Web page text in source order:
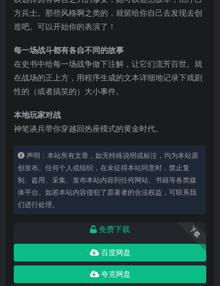
方兵士。那些风格啊之类的，就留给你自己去发现去创
造吧。可以开始你的表演了！
每一场战斗都有各自不同的故事
在史书中给每一场战争做下注解，让它们流芳百世。就
在战场的正上方，用程序生成的文本详细地记录下戏剧
性的（或者搞笑的）大小事件。
本地玩家对战
神笔谈兵带你穿越回热座模式的黄金时代。
声明：本站所有文章，如无特殊说明或标注，均为本站原
创发布。任何个人或组织，在未征得本站同意时，禁止复
制、盗用、采集、发布本站内容到任何网站、书籍等各类媒
体平台。如若本站内容侵犯了原著者的合法权益，可联系我
们进行处理。
下载
免费下载
百度网盘
夸克网盘